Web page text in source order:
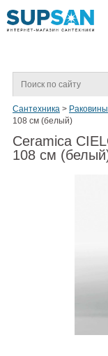
Сантехника > Раковины
108 см (белый)
Ceramica
108 см